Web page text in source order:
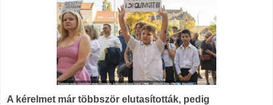
A kérelmet már többször elutasították, pedig